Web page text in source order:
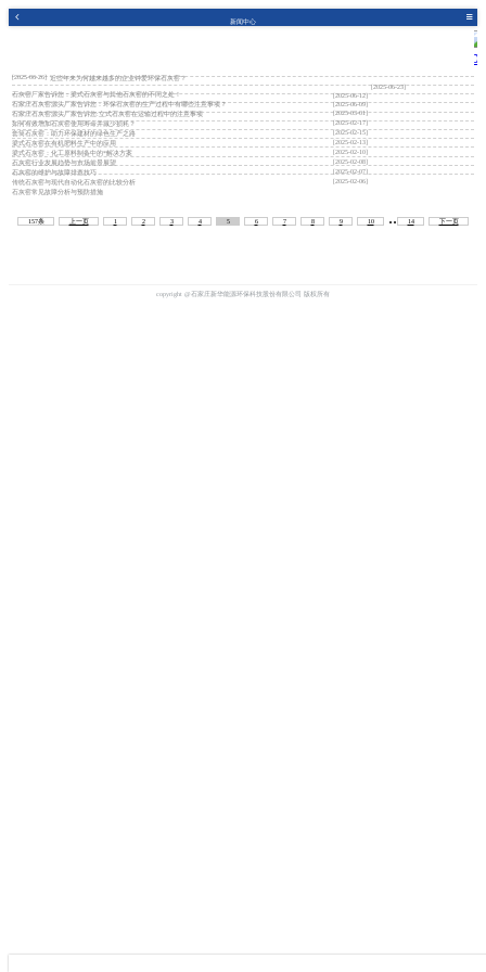
新闻中心
[2025-06-26] 近些年来为何越来越多的企业钟爱环保石灰窑？
[2025-06-23]
石灰窑厂家告诉您：梁式石灰窑与其他石灰窑的不同之处！
[2025-06-12]
石家庄石灰窑源头厂家告诉您：环保石灰窑的生产过程中有哪些注意事项？
[2025-06-09]
石家庄石灰窑源头厂家告诉您:立式石灰窑在运输过程中的注意事项
[2025-03-01]
如何有效增加石灰窑使用寿命并减少损耗？
[2025-02-17]
套筒石灰窑：助力环保建材的绿色生产之路
[2025-02-15]
梁式石灰窑在有机肥料生产中的应用
[2025-02-13]
梁式石灰窑：化工原料制备中的*解决方案
[2025-02-10]
石灰窑行业发展趋势与市场前景展望
[2025-02-08]
石灰窑的维护与故障排查技巧
[2025-02-07]
传统石灰窑与现代自动化石灰窑的比较分析
[2025-02-06]
石灰窑常见故障分析与预防措施
157条 上一页 1 2 3 4 5 6 7 8 9 10 .. 14 下一页
copyright @石家庄新华能源环保科技股份有限公司 版权所有